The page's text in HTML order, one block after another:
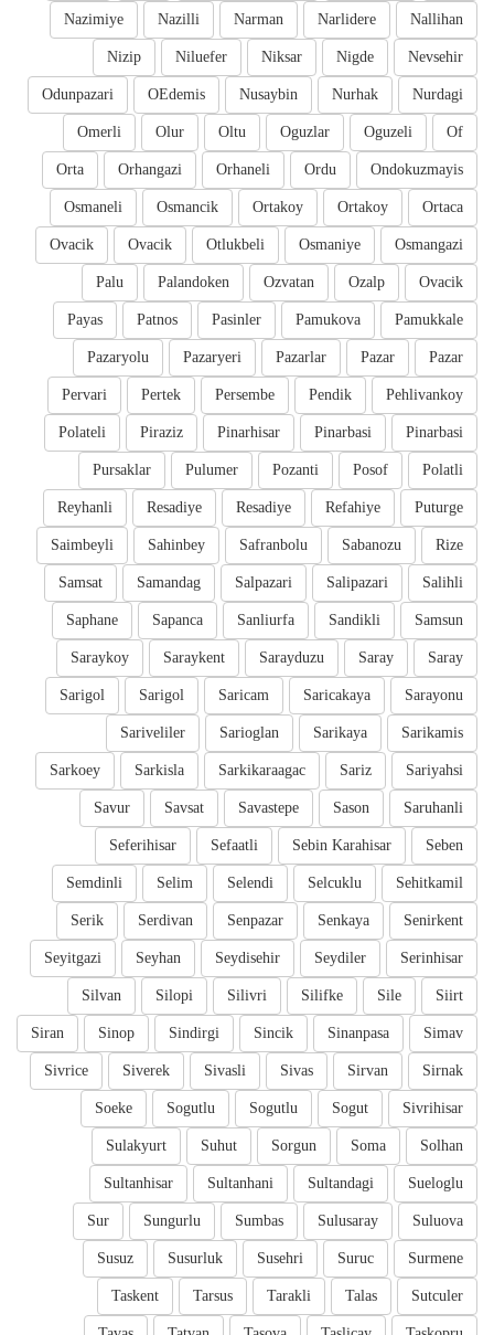
Nallihan
Narlidere
Narman
Nazilli
Nazimiye
Nevsehir
Nigde
Niksar
Niluefer
Nizip
Nurdagi
Nurhak
Nusaybin
OEdemis
Odunpazari
Of
Oguzeli
Oguzlar
Oltu
Olur
Omerli
Ondokuzmayis
Ordu
Orhaneli
Orhangazi
Orta
Ortaca
Ortakoy
Ortakoy
Osmancik
Osmaneli
Osmangazi
Osmaniye
Otlukbeli
Ovacik
Ovacik
Ovacik
Ozalp
Ozvatan
Palandoken
Palu
Pamukkale
Pamukova
Pasinler
Patnos
Payas
Pazar
Pazar
Pazarlar
Pazaryeri
Pazaryolu
Pehlivankoy
Pendik
Persembe
Pertek
Pervari
Pinarbasi
Pinarbasi
Pinarhisar
Piraziz
Polateli
Polatli
Posof
Pozanti
Pulumer
Pursaklar
Puturge
Refahiye
Resadiye
Resadiye
Reyhanli
Rize
Sabanozu
Safranbolu
Sahinbey
Saimbeyli
Salihli
Salipazari
Salpazari
Samandag
Samsat
Samsun
Sandikli
Sanliurfa
Sapanca
Saphane
Saray
Saray
Sarayduzu
Saraykent
Saraykoy
Sarayonu
Saricakaya
Saricam
Sarigol
Sarigol
Sarikamis
Sarikaya
Sarioglan
Sariveliler
Sariyahsi
Sariz
Sarkikaraagac
Sarkisla
Sarkoey
Saruhanli
Sason
Savastepe
Savsat
Savur
Seben
Sebin Karahisar
Sefaatli
Seferihisar
Sehitkamil
Selcuklu
Selendi
Selim
Semdinli
Senirkent
Senkaya
Senpazar
Serdivan
Serik
Serinhisar
Seydiler
Seydisehir
Seyhan
Seyitgazi
Siirt
Sile
Silifke
Silivri
Silopi
Silvan
Simav
Sinanpasa
Sincik
Sindirgi
Sinop
Siran
Sirnak
Sirvan
Sivas
Sivasli
Siverek
Sivrice
Sivrihisar
Sogut
Sogutlu
Sogutlu
Soeke
Solhan
Soma
Sorgun
Suhut
Sulakyurt
Sueloglu
Sultandagi
Sultanhani
Sultanhisar
Suluova
Sulusaray
Sumbas
Sungurlu
Sur
Surmene
Suruc
Susehri
Susurluk
Susuz
Sutculer
Talas
Tarakli
Tarsus
Taskent